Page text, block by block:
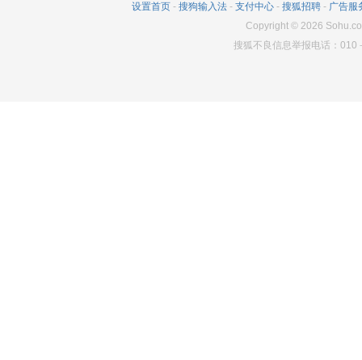
345
5
设置首页 - 搜狗输入法 - 支付中心 - 搜狐招聘 - 广告服
Copyright© 2026
搜狐不良信息举报电话：010